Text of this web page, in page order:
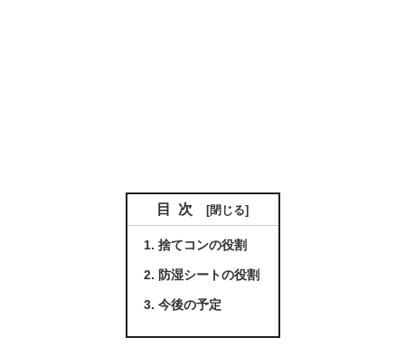
目次
捨てコンの役割
防湿シートの役割
今後の予定